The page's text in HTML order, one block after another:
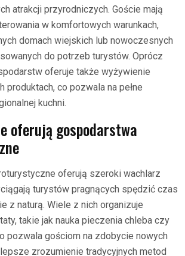
atrakcji przyrodniczych. Goście mają
w komfortowych warunkach,
domach wiejskich lub nowoczesnych
do potrzeb turystów. Oprócz
oferuje także wyżywienie
produktach, co pozwala na pełne
kuchni.
oferują gospodarstwa
oferują szeroki wachlarz
turystów pragnących spędzić czas
z naturą. Wiele z nich organizuje
takie jak nauka pieczenia chleba czy
pozwala gościom na zdobycie nowych
zrozumienie tradycyjnych metod